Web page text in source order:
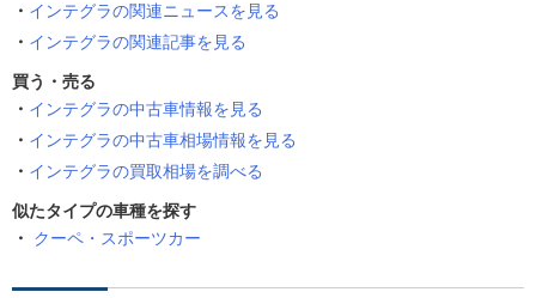
インテグラの関連ニュースを見る
インテグラの関連記事を見る
買う・売る
インテグラの中古車情報を見る
インテグラの中古車相場情報を見る
インテグラの買取相場を調べる
似たタイプの車種を探す
クーペ・スポーツカー